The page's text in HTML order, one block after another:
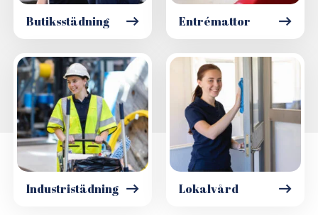
Butiksstädning Entrémattor
Industristädning Lokalvård